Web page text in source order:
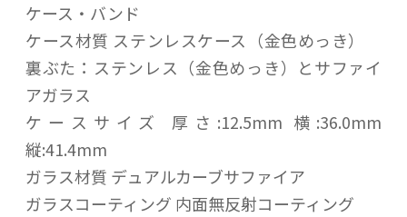
ケース・バンド
ケース材質 ステンレスケース（金色めっき）
裏ぶた：ステンレス（金色めっき）とサファイ
アガラス
ケースサイズ 厚さ:12.5mm 横:36.0mm
縦:41.4mm
ガラス材質 デュアルカーブサファイア
ガラスコーティング 内面無反射コーティング